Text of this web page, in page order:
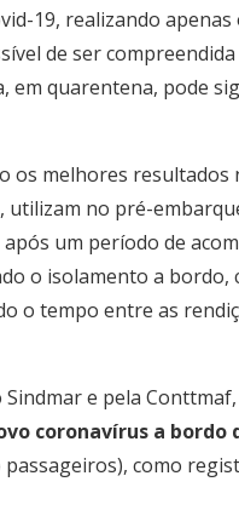
19, realizando
de ser
em quarentena, pode
os melhores
utilizam no pré-
um período de
o isolamento a bordo,
o tempo entre as
e pela
coronavírus a bordo
como